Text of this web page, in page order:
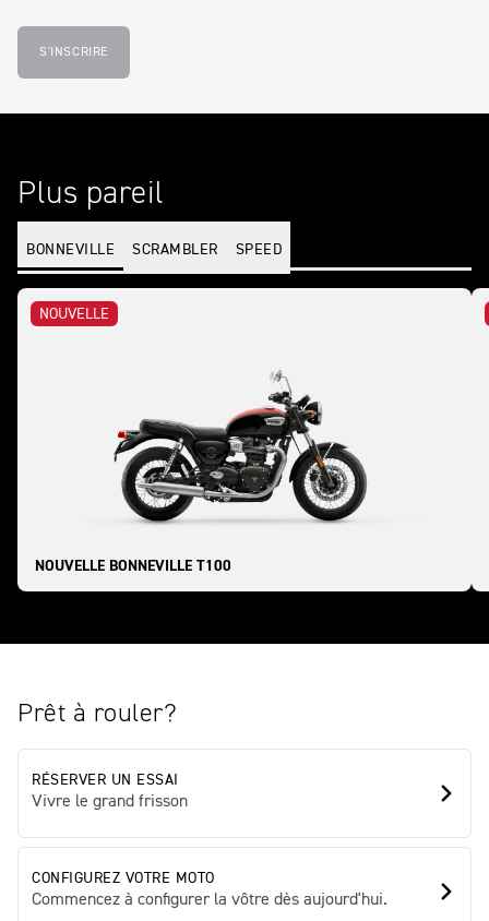
S'INSCRIRE
Plus pareil
BONNEVILLE SCRAMBLER SPEED
NOUVELLE
NOUVELLE BONNEVILLE T100
Prêt à rouler?
RÉSERVER UN ESSAI
Vivre le grand frisson
CONFIGUREZ VOTRE MOTO
Commencez à configurer la vôtre dès aujourd'hui.